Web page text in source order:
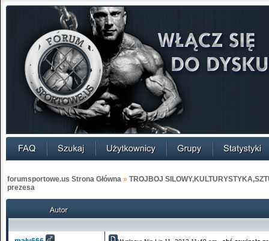
forumsportowe.us Strona Główna » TROJBOJ
prezesa